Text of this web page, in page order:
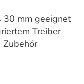
30 mm geeignet
Treiber
Zubehör